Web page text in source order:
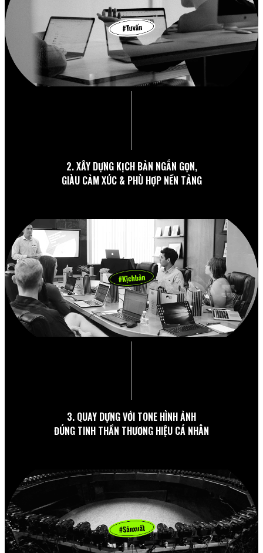
2. XÂY DỰNG KỊCH BẢN NGẮN GỌN,
GIÀU CẢM XÚC & PHÙ HỢP NỀN TẢNG
3. QUAY DỰNG VỚI TONE HÌNH ẢNH
ĐÚNG TINH THẦN THƯƠNG HIỆU CÁ NHÂN